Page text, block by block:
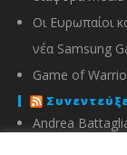
Οι Ευρωπαίοι
νέα Samsung
Game of
Andrea